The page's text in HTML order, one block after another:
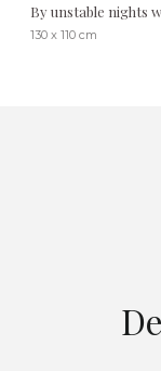
By unstable nights
130 x 110 cm